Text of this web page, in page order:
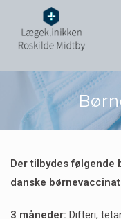
Der tilbydes følgende
danske
3 måneder: Difteri,